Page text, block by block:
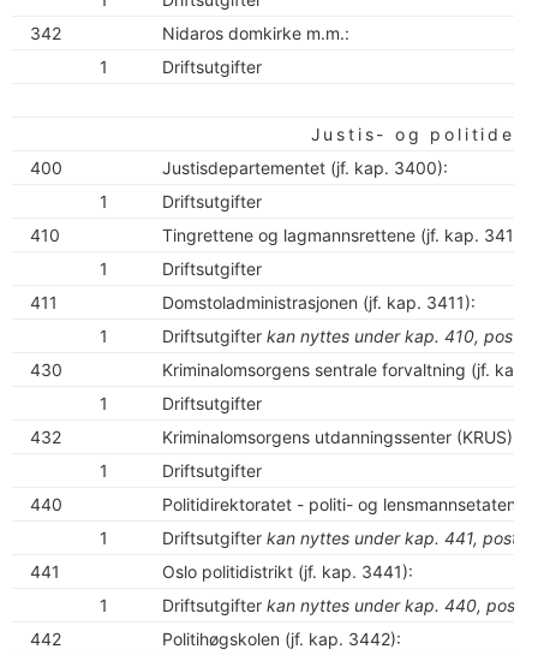
342
Nidaros domkirke m.m.:
1
Driftsutgifter
Justis- og
400
Justisdepartementet (jf. kap. 3400):
1
Driftsutgifter
410
Tingrettene og lagmannsrettene (jf. kap. 3410):
1
Driftsutgifter
411
Domstoladministrasjonen (jf. kap. 3411):
1
Driftsutgifter kan nyttes under kap. 410, post 1
430
Kriminalomsorgens sentrale forvaltning (jf. kap.
1
Driftsutgifter
432
Kriminalomsorgens utdanningssenter (KRUS)
1
Driftsutgifter
440
Politidirektoratet - politi- og lensmannsetaten
1
Driftsutgifter kan nyttes under kap. 441, post 1
441
Oslo politidistrikt (jf. kap. 3441):
1
Driftsutgifter kan nyttes under kap. 440, post 1
442
Politihøgskolen (jf. kap. 3442):